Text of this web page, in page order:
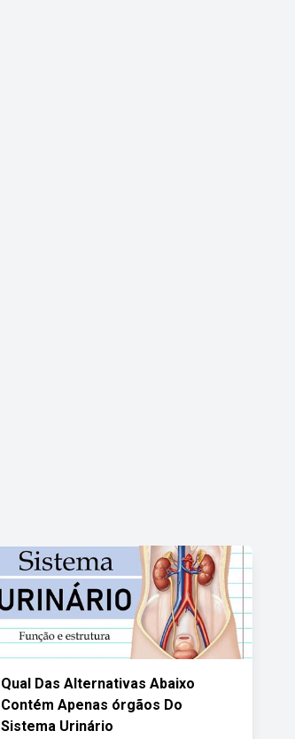
Qual Das Alternativas Abaixo
Contém Apenas órgãos Do
Sistema Urinário